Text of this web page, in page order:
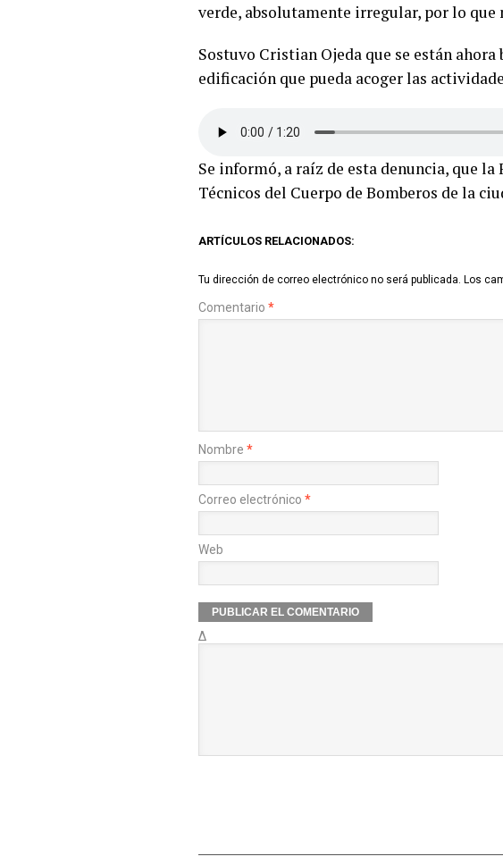
verde, absolutamente irregular, por lo
Sostuvo Cristian Ojeda que se están
edificación que pueda acoger las
Se informó, a raíz de esta denuncia, que
Técnicos del Cuerpo de Bomberos de la
ARTÍCULOS RELACIONADOS:
Tu dirección de correo electrónico no será publicada. Los
Comentario *
Nombre *
Correo electrónico *
Web
Δ